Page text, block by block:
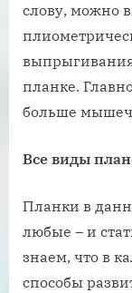
слову, можно
планке.
больше
Все виды
Планки в
любые – и
знаем, что в
способы